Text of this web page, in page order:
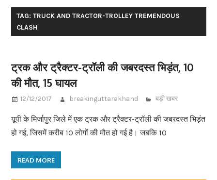
TAG: TRUCK AND TRACTOR-TROLLEY TREMENDOUS
CLASH
ट्रक और ट्रैक्टर-ट्रॉली की जबरदस्त भिड़ंत, 10
की मौत, 15 घायल
12/12/2017 breakinguttarakhand बड़ी खबर
यूपी के मिर्जापुर जिले में एक ट्रक और ट्रैक्टर-ट्रॉली की जबरदस्त भिड़ंत
हो गई, जिसमें करीब 10 लोगों की मौत हो गई है। जबकि 10
READ MORE